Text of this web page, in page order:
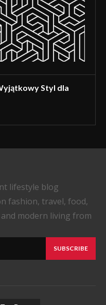
Styl dla
lifestyle blog
fashion, travel, food,
modern living from
SUBSCRIBE